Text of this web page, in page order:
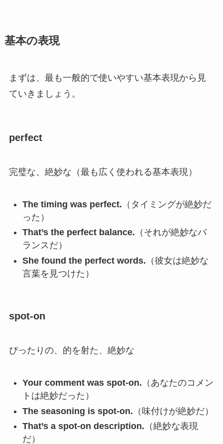
基本の表現
まずは、最も一般的で使いやすい基本表現から見
ていきましょう。
perfect
完璧な、絶妙な（最も広く使われる基本表現）
The timing was perfect. （タイミングが絶妙だ
った）
That’s the perfect balance. （それが絶妙なバ
ランスだ）
She found the perfect words. （彼女は絶妙な
言葉を見つけた）
spot-on
ぴったりの、的を射た、絶妙な
Your comment was spot-on. （あなたのコメン
トは絶妙だった）
The seasoning is spot-on. （味付けが絶妙だ）
That’s a spot-on description. （絶妙な表現
だ）